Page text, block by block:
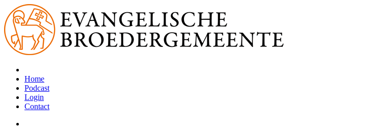
Home
Podcast
Login
Contact